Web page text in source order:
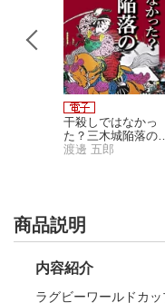
干殺しではなかっ
た？三木城陥落の真
偽
渡邊 五郎
商品説明
内容紹介
ラグビーワールドカ